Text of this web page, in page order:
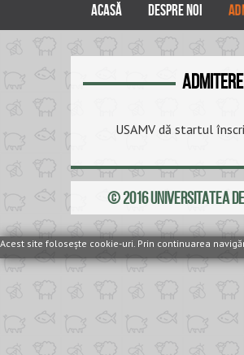
ACASĂ DESPRE NOI
USAMV dă startul
© 2016 UNIVERSITATEA DE
Acest site foloseşte cookie-uri. Prin continuarea